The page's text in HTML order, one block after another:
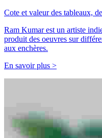
Cote et valeur des tableaux,
Ram Kumar est un artiste
produit des oeuvres sur
aux enchères.
En savoir plus >